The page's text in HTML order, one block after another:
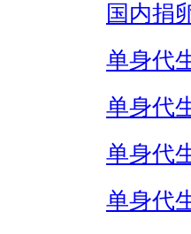
国内捐
单身代
单身代
单身代
单身代